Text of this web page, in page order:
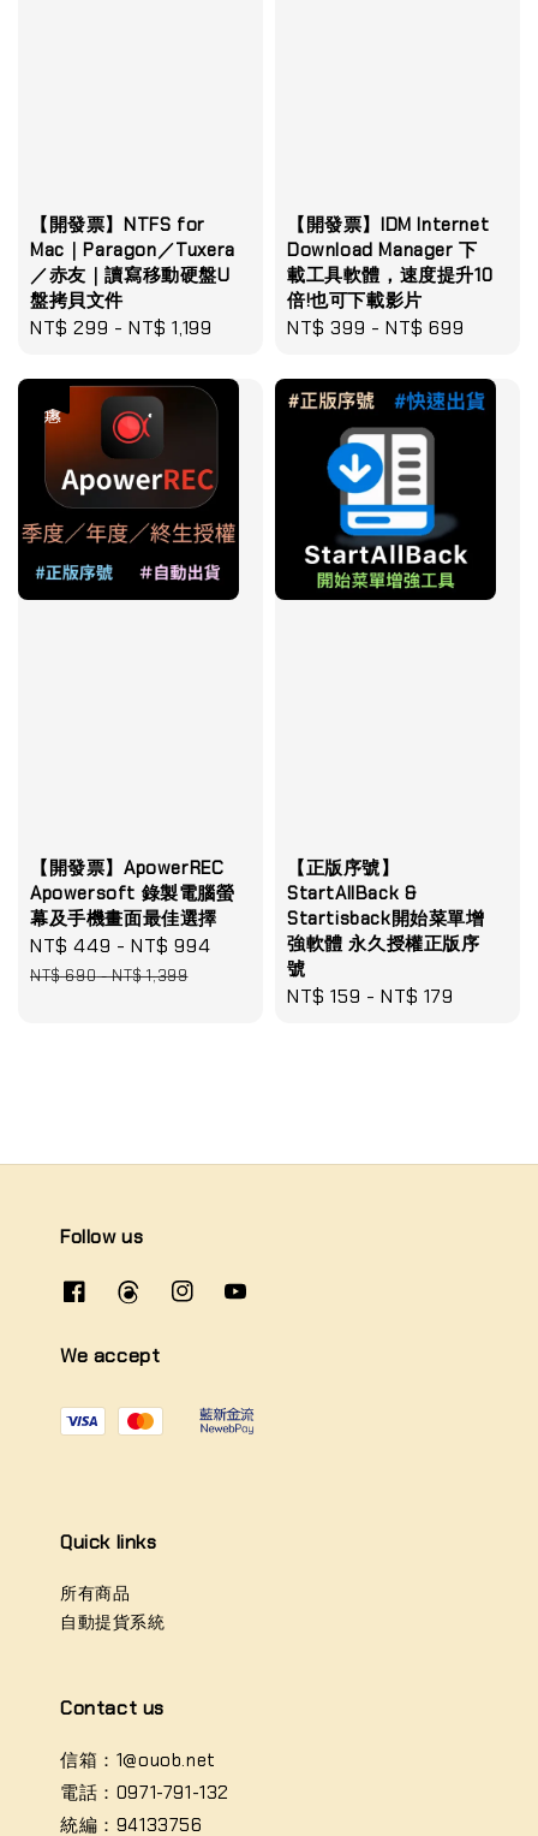
【開發票】NTFS for
Mac｜Paragon／Tuxera
／赤友｜讀寫移動硬盤U
盤拷貝文件
Regular
NT$ 299 -NT$ 1,199
【開發票】IDM Internet
Download Manager 下
載工具軟體，速度提升10
倍!也可下載影片
Regular
NT$ 399 -NT$ 699
【開發票】ApowerREC
Apowersoft 錄製電腦螢
幕及手機畫面最佳選擇
Sale
price
NT$ 449 -NT$ 994
Regular
NT$ 690-NT$ 1,399
【正版序號】
StartAllBack &
Startisback開始菜單增
強軟體 永久授權正版序
號
Regular
NT$ 159 -NT$ 179
Follow us
We accept
Quick links
所有商品
自動提貨系統
Contact us
信箱：1@ouob.net
電話：0971-791-132
統編：94133756